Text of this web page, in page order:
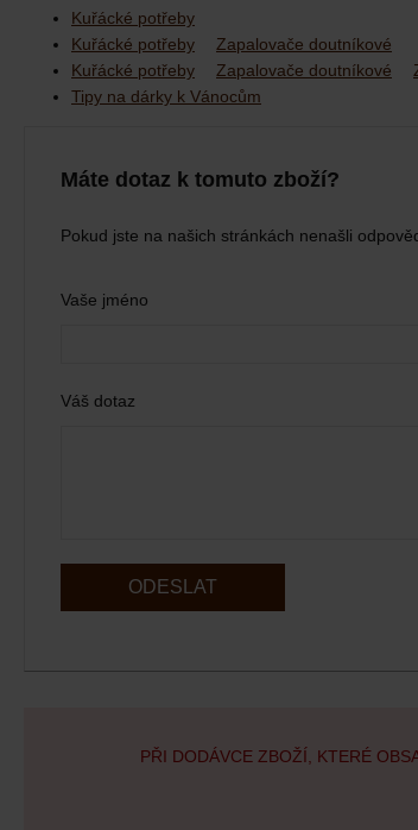
Kuřácké potřeby
Kuřácké potřeby
Zapalovače doutníkové
Kuřácké potřeby
Zapalovače doutníkové
Tipy na dárky k Vánocům
Máte dotaz k tomuto zboží?
Pokud jste na našich stránkách nenašli
Vaše jméno
Váš dotaz
ODESLAT
PŘI DODÁVCE ZBOŽÍ, KTERÉ